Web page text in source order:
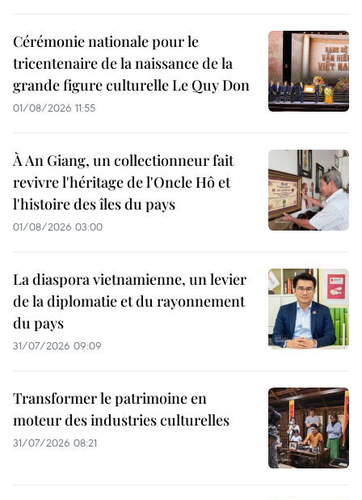
Cérémonie nationale pour le
tricentenaire de la naissance de la
grande figure culturelle Le Quy Don
01/08/2026 11:55
À An Giang, un collectionneur fait
revivre l'héritage de l'Oncle Hô et
l'histoire des îles du pays
01/08/2026 03:00
La diaspora vietnamienne, un levier
de la diplomatie et du rayonnement
du pays
31/07/2026 09:09
Transformer le patrimoine en
moteur des industries culturelles
31/07/2026 08:21